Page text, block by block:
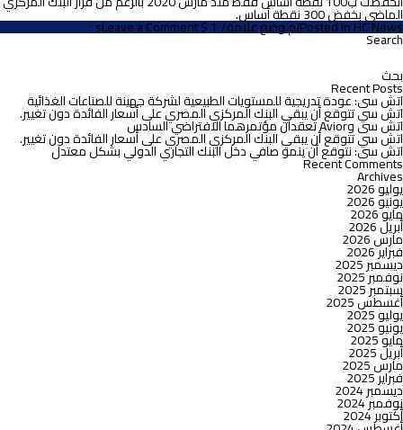
الماضي بخفض 300 نقطة أساس.
Posted inHC News تم وضع علامة٪ 1 $ s Leave a Comment
on
تعليق
البنك
المركزي
الفائدة
50
نقطة
Search
البحث
Recent Posts
اتش سى: عودة تدريجية للمستويات الطبيعية لشركة جهينة للصناعات الغذائية
اتش سي تتوقع أن يبقي البنك المركزي المصري على أسعار الفائدة دون تغيير.
اتش سى وAvior تعقدان مؤتمرهما الافتراضي السادس
اتش سي تتوقع أن يبقي البنك المركزي المصري على أسعار الفائدة دون تغيير.
اتش سى: نتوقع أن ينمو صافي دخل البنك التجاري الدولي بشكل معتدل
Recent Comments
Archives
يوليو 2026
يونيو 2026
مايو 2026
أبريل 2026
مارس 2026
فبراير 2026
ديسمبر 2025
نوفمبر 2025
سبتمبر 2025
أغسطس 2025
يوليو 2025
يونيو 2025
مايو 2025
أبريل 2025
مارس 2025
فبراير 2025
ديسمبر 2024
نوفمبر 2024
أكتوبر 2024